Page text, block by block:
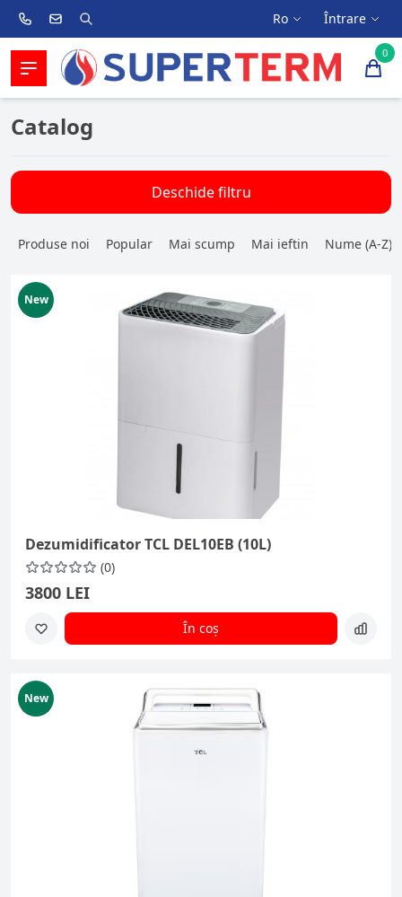
Ro Întrare
0
Catalog
Deschide filtru
Produse noi Popular Mai scump Mai ieftin Nume (A-Z)
New
Dezumidificator TCL DEL10EB (10L)
(0)
3800 LEI
În coș
New